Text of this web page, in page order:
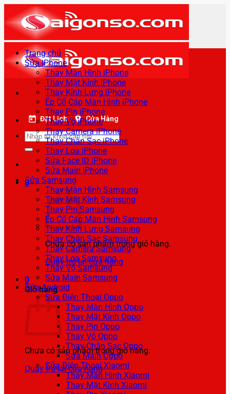
qua
nội
dung
Đặt Lịch Cửa Hàng
Tìm
kiếm:
0
Chưa có sản phẩm trong giỏ hàng.
Quay trở lại cửa hàng
0
Giỏ hàng
Chưa có sản phẩm trong giỏ hàng.
Quay trở lại cửa hàng
Trang chủ
Sửa iPhone
Thay Màn Hình iPhone
Thay Mặt Kính iPhone
Thay Kính Lưng iPhone
Ép Cổ Cáp Màn Hình iPhone
Thay Pin iPhone
Thay Vỏ iPhone
Thay Camera iPhone
Thay Chân Sạc iPhone
Thay Loa iPhone
Sửa Face ID iPhone
Sửa Main iPhone
Sửa Samsung
Thay Màn Hình Samsung
Thay Mặt Kính Samsung
Thay Pin Samsung
Ép Cổ Cáp Màn Hình Samsung
Thay Kính Lưng Samsung
Thay Chân Sạc Samsung
Thay Camera Samsung
Thay Loa Samsung
Thay Vỏ Samsung
Sửa Main Samsung
Sửa Android
Sửa Điện Thoại Oppo
Thay Màn Hình Oppo
Thay Mặt Kính Oppo
Thay Pin Oppo
Thay Vỏ Oppo
Thay Chân Sạc Oppo
Sửa Main Oppo
Sửa Điện Thoại Xiaomi
Thay Màn Hình Xiaomi
Thay Mặt Kính Xiaomi